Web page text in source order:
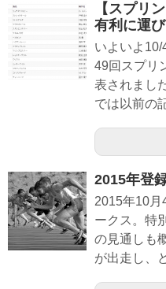
【スプリ
有利に運
いよいよ
49回スプリ
表されまし
では以前の
2015年登
2015年10月
ークス。特
の見通しも
が出走し、